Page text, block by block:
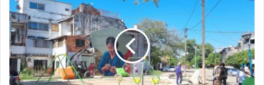
acompañando el desarrollo integral del pequeño productor
paippero, a través de su organización, fortaleciendo su
identidad cultural dentro del modelo productivo formoseño se
dio por finalizado el encuentro, el que se seguirá replicando en
varias zonas productivas de la provincia.